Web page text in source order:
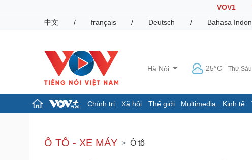
VOV1
中文
/ français / Deutsch / Bahasa
Hà Nội 25°C Thứ
Chính trị Xã hội Thế giới Multimedia Kinh tế
Đảng
Tổ chức nhân sự
Ô TÔ - XE MÁY Ô tô